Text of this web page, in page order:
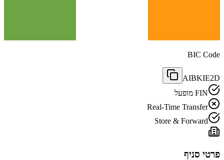
BIC Code
AIBKIE2D
FIN מופעל
Real-Time Transfer
Store & Forward
פרטי סניף